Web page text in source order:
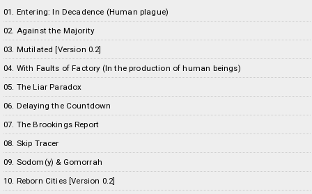
01. Entering: In Decadence (Human plague)
02. Against the Majority
03. Mutilated [Version 0.2]
04. With Faults of Factory (In the production of human beings)
05. The Liar Paradox
06. Delaying the Countdown
07. The Brookings Report
08. Skip Tracer
09. Sodom(y) & Gomorrah
10. Reborn Cities [Version 0.2]